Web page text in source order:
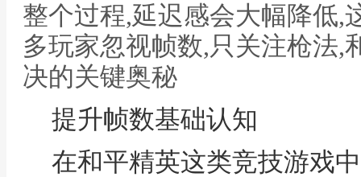
整个过程,延迟感会大幅降低,
多玩家忽视帧数,只关注枪法,
决的关键奥秘
提升帧数基础认知
在和平精英这类竞技游戏